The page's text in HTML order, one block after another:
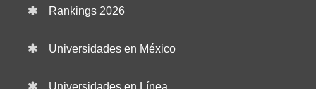
Rankings 2026
Universidades en México
Universidades en Línea